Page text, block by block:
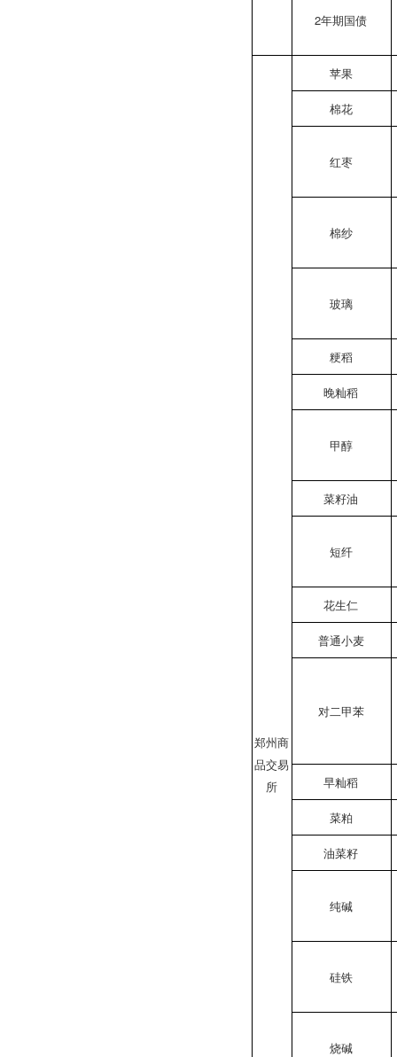
2年期国债
郑州商
品交易
所
苹果
棉花
红枣
棉纱
玻璃
粳稻
晚籼稻
甲醇
菜籽油
短纤
花生仁
普通小麦
对二甲苯
早籼稻
菜粕
油菜籽
纯碱
硅铁
烧碱